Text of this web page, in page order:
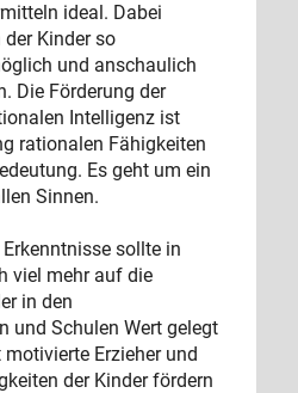
ideal. Dabei
Kinder so
und anschaulich
Die Förderung der
Intelligenz ist
rationalen Fähigkeiten
Es geht um ein
Sinnen.
sollte in
viel mehr auf die
in den
und Schulen Wert gelegt
Erzieher und
der Kinder fördern